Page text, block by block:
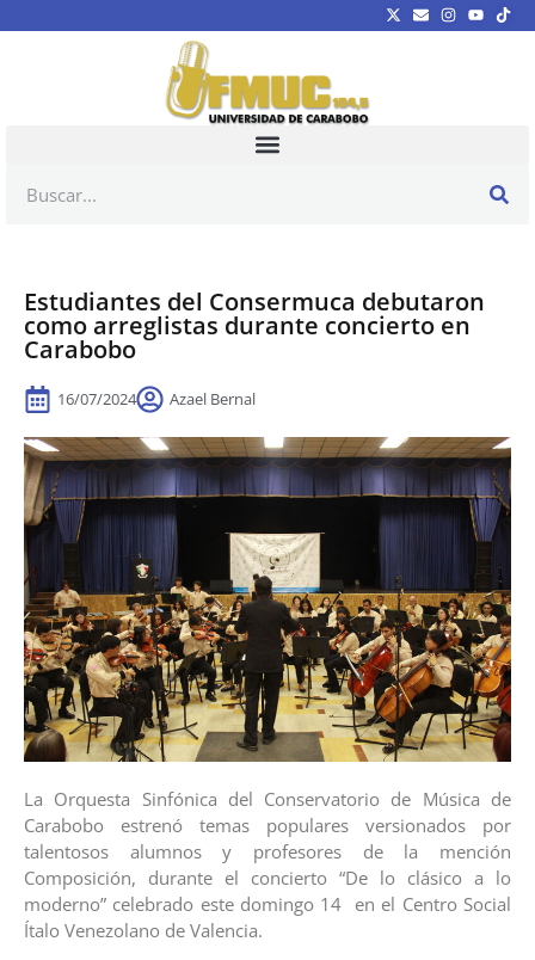
Estudiantes del Consermuca debutaron
como arreglistas durante concierto en
Carabobo
16/07/2024 Azael Bernal
La Orquesta Sinfónica del Conservatorio de Música de
Carabobo estrenó temas populares versionados por
talentosos alumnos y profesores de la mención
Composición, durante el concierto “De lo clásico a lo
moderno” celebrado este domingo 14 en el Centro Social
Ítalo Venezolano de Valencia.